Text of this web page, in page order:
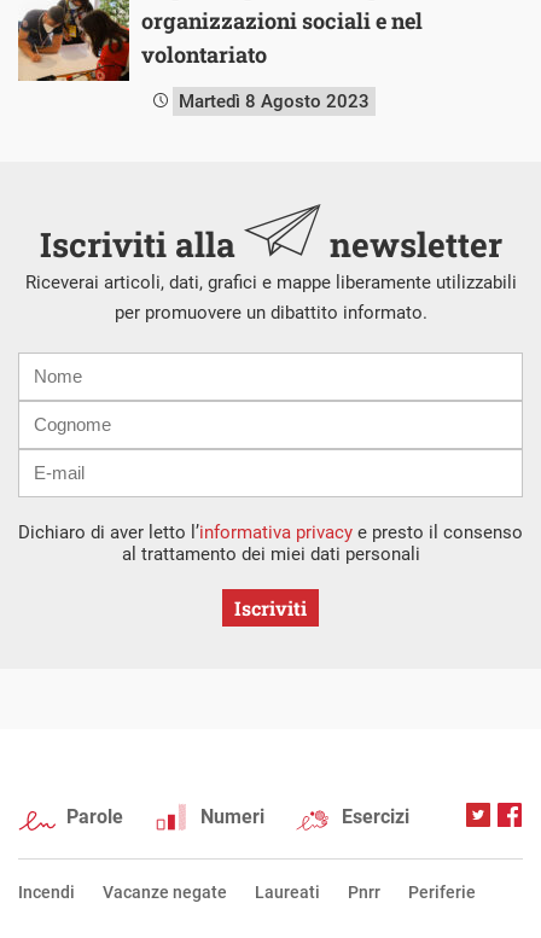
organizzazioni sociali e nel
volontariato
Martedì 8 Agosto 2023
Iscriviti alla newsletter
Riceverai articoli, dati, grafici e mappe liberamente utilizzabili
per promuovere un dibattito informato.
mail
Dichiaro di aver letto l’informativa privacy e presto il consenso
al trattamento dei miei dati personali
Iscriviti
Parole Numeri Esercizi
Incendi Vacanze negate Laureati Pnrr Periferie